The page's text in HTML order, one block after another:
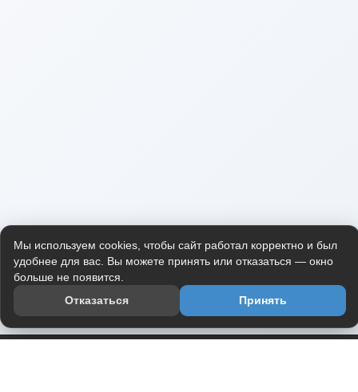
Мы используем cookies, чтобы сайт работал корректно и был
удобнее для вас. Вы можете принять или отказаться — окно
больше не появится.
Отказаться
Принять